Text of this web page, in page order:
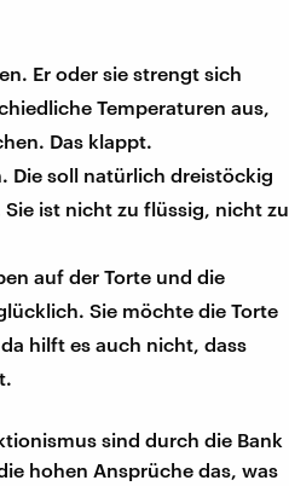
Er oder sie strengt sich
Temperaturen aus,
Das klappt.
Die soll natürlich dreistöckig
ist nicht zu flüssig, nicht zu
auf der Torte und die
Sie möchte die Torte
hilft es auch nicht, dass
sind durch die Bank
hohen Ansprüche das, was